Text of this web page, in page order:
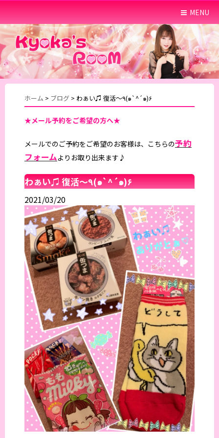
MENU
ホーム > ブログ > わぁい♫ 復活〜٩(๑`^´๑)۶
★メール予約をご希望の方へ★
メールでのご予約をご希望のお客様は、こちらの予約
フォームよりお取り出来ます♪
わぁい♫ 復活〜٩(๑`^´๑)۶
2021/03/20